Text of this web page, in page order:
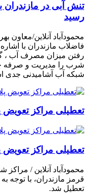
تنش آبی در
رسيد
محمودآباد آنلاین/
فاضلاب مازندران با
رفتن میزان مصرف آب ،
شرب را مدیریت و صرفه
شبکه آب آشامیدنی جدی
تعطیلی مراکز تعویض
تعطیلی مراکز تعویض
محمودآباد آنلاین /
قرمز مازندران، با توجه
تعطیل شد.